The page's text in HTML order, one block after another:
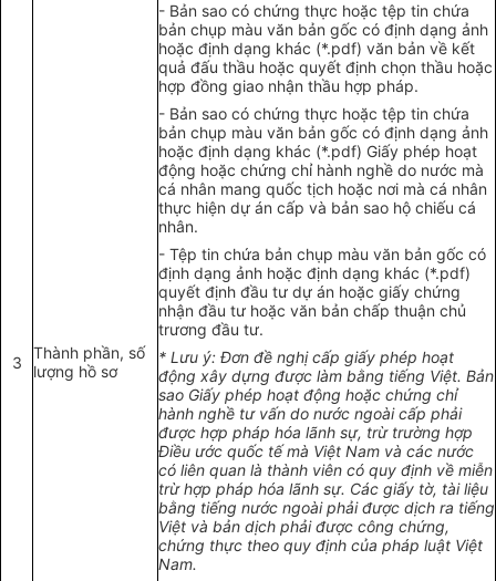
3
Thành phần, số
lượng hồ sơ
- Bản sao có chứng thực hoặc tệp tin chứa
bản chụp màu văn bản gốc có định dạng ảnh
hoặc định dạng khác (*.pdf) văn bản về kết
quả đấu thầu hoặc quyết định chọn thầu hoặc
hợp đồng giao nhận thầu hợp pháp.
- Bản sao có chứng thực hoặc tệp tin chứa
bản chụp màu văn bản gốc có định dạng ảnh
hoặc định dạng khác (*.pdf) Giấy phép hoạt
động hoặc chứng chỉ hành nghề do nước mà
cá nhân mang quốc tịch hoặc nơi mà cá nhân
thực hiện dự án cấp và bản sao hộ chiếu cá
nhân.
- Tệp tin chứa bản chụp màu văn bản gốc có
định dạng ảnh hoặc định dạng khác (*.pdf)
quyết định đầu tư dự án hoặc giấy chứng
nhận đầu tư hoặc văn bản chấp thuận chủ
trương đầu tư.
* Lưu ý: Đơn đề nghị cấp giấy phép hoạt
động xây dựng được làm bằng tiếng Việt. Bản
sao Giấy phép hoạt động hoặc chứng chỉ
hành nghề tư vấn do nước ngoài cấp phải
được hợp pháp hóa lãnh sự, trừ trường hợp
Điều ước quốc tế mà Việt Nam và các nước
có liên quan là thành viên có quy định về miễn
trừ hợp pháp hóa lãnh sự. Các giấy tờ, tài liệu
bằng tiếng nước ngoài phải được dịch ra tiếng
Việt và bản dịch phải được công chứng,
chứng thực theo quy định của pháp luật Việt
Nam.